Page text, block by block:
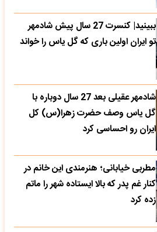
ببینید| کنسرت 27 سال پیش شادمهر
تو ایران اولین باری که گل یاس را خواند
شادمهر عقیلی بعد 27 سال دوباره با
گل یاس وصف حضرت زهرا(س) کل
ایران رو احساسی کرد
مطربی خیابانی؛ هنرمندی این خانم در
کنار غم پدر که بالا ایستاده شهر را ماتم
زده کرد